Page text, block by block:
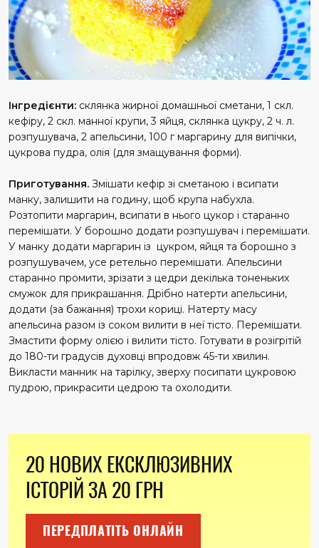
Інгредієнти: склянка жирної домашньої сметани, 1 скл.
кефіру, 2 скл. манної крупи, 3 яйця, склянка цукру, 2 ч. л.
розпушувача, 2 апельсини, 100 г маргарину для випічки,
цукрова пудра, олія (для змащування форми).
Приготування. Змішати кефір зі сметаною і всипати
манку, залишити на годину, щоб крупа набухла.
Розтопити маргарин, всипати в нього цукор і старанно
перемішати. У борошно додати розпушувач і перемішати.
У манку додати маргарин із цукром, яйця та борошно з
розпушувачем, усе ретельно перемішати. Апельсини
старанно промити, зрізати з цедри декілька тоненьких
смужок для прикрашання. Дрібно натерти апельсини,
додати (за бажання) трохи кориці. Натерту масу
апельсина разом із соком вилити в неї тісто. Перемішати.
Змастити форму олією і вилити тісто. Готувати в розігрітій
до 180-ти градусів духовці впродовж 45-ти хвилин.
Викласти манник на тарілку, зверху посипати цукровою
пудрою, прикрасити цедрою та охолодити.
20 НОВИХ ЕКСКЛЮЗИВНИХ
ІСТОРІЙ ЗА 20 ГРН
ПЕРЕДПЛАТІТЬ ОНЛАЙН